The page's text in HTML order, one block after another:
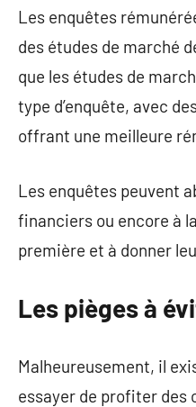
Les enquêtes
des études de marché
que les études de
type d’enquête, avec
offrant une meilleure
Les enquêtes peuvent
financiers ou encore à
première et à donner
Les pièges à
Malheureusement, il
essayer de profiter des